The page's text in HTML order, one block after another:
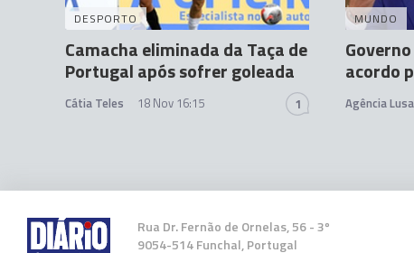
DESPORTO
Camacha eliminada da Taça de
Portugal após sofrer goleada
Cátia Teles 18 Nov 16:15 1
MUNDO
acordo
Agência Lusa
Rua Dr. Fernão de Ornelas, 56 - 3º
9054-514 Funchal, Portugal